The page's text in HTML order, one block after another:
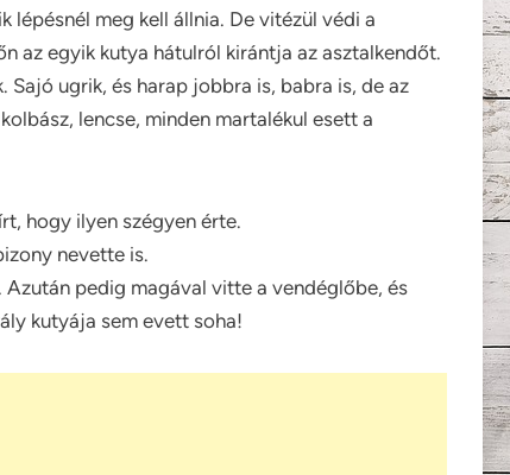
lépésnél meg kell állnia. De vitézül védi a
az egyik kutya hátulról kirántja az asztalkendőt.
ugrik, és harap jobbra is, babra is, de az
lencse, minden martalékul esett a
hogy ilyen szégyen érte.
nevette is.
pedig magával vitte a vendéglőbe, és
kutyája sem evett soha!